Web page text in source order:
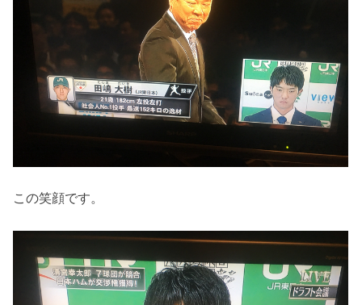
この笑顔です。